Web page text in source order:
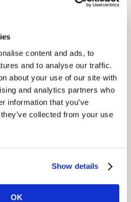
content and ads, to
and to analyse our traffic.
about your use of our site with
and analytics partners who
information that you’ve
collected from your use
Show details
OK
delle percezioni e
le basi per un nuovo
una tabella di marcia per
di portfolio più ampia per
del panorama globale
strategica per il